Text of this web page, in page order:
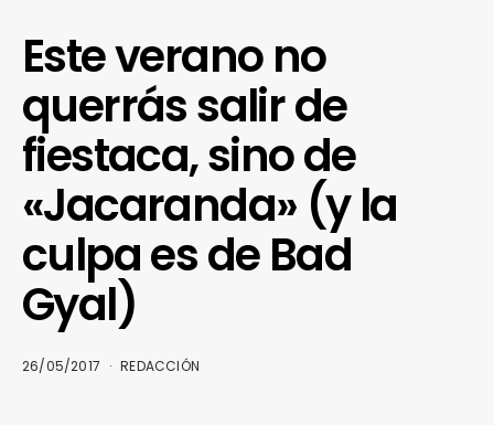
Este verano no
querrás salir de
fiestaca, sino de
«Jacaranda» (y la
culpa es de Bad
Gyal)
26/05/2017 REDACCIÓN